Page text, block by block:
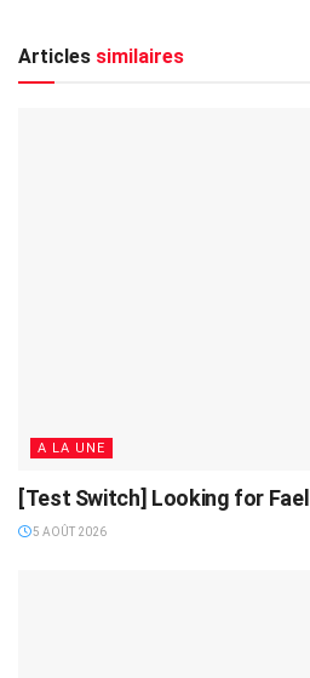
Articles similaires
A LA UNE
[Test Switch] Looking for Fael
5 AOÛT 2026